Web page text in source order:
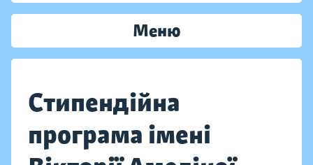
Меню
Стипендійна
програма імені